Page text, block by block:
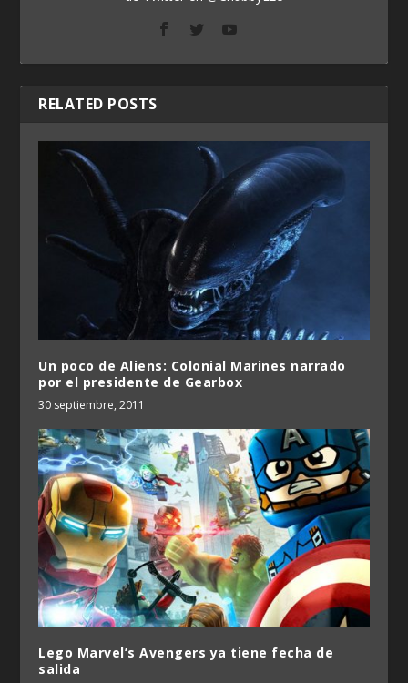
RELATED POSTS
Un poco de Aliens: Colonial Marines narrado
por el presidente de Gearbox
30 septiembre, 2011
Lego Marvel’s Avengers ya tiene fecha de
salida